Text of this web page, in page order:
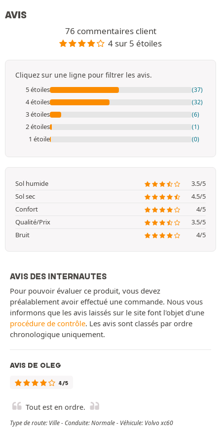
AVIS
76 commentaires client
4 sur 5 étoiles
Cliquez sur une ligne pour filtrer les avis.
5 étoiles (37)
4 étoiles (32)
3 étoiles (6)
2 étoiles (1)
1 étoile (0)
Sol humide
3.5/5
Sol sec
4.5/5
Confort
4/5
Qualité/Prix
3.5/5
Bruit
4/5
AVIS DES INTERNAUTES
Pour pouvoir évaluer ce produit, vous devez
préalablement avoir effectué une commande. Nous vous
informons que les avis laissés sur le site font l'objet d'une
procédure de contrôle. Les avis sont classés par ordre
chronologique uniquement.
AVIS DE OLEG
4/5
Tout est en ordre.
Type de route: Ville - Conduite: Normale - Véhicule: Volvo xc60